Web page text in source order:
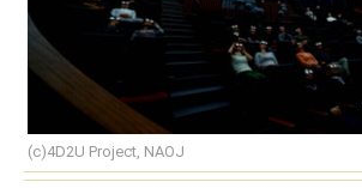
(c)4D2U Project, NAOJ